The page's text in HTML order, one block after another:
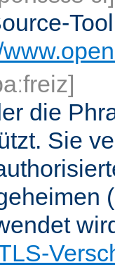
die
Sie